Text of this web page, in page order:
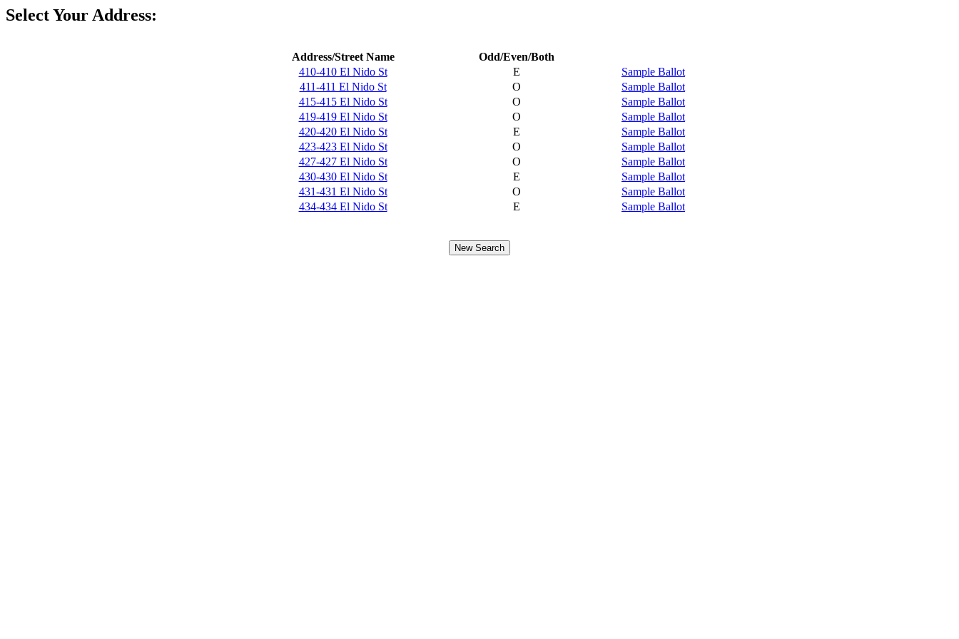
Select Your Address:
Address/Street Name
Odd/Even/Both
410-410 El Nido St
E
Sample Ballot
411-411 El Nido St
O
Sample Ballot
415-415 El Nido St
O
Sample Ballot
419-419 El Nido St
O
Sample Ballot
420-420 El Nido St
E
Sample Ballot
423-423 El Nido St
O
Sample Ballot
427-427 El Nido St
O
Sample Ballot
430-430 El Nido St
E
Sample Ballot
431-431 El Nido St
O
Sample Ballot
434-434 El Nido St
E Sample Ballot